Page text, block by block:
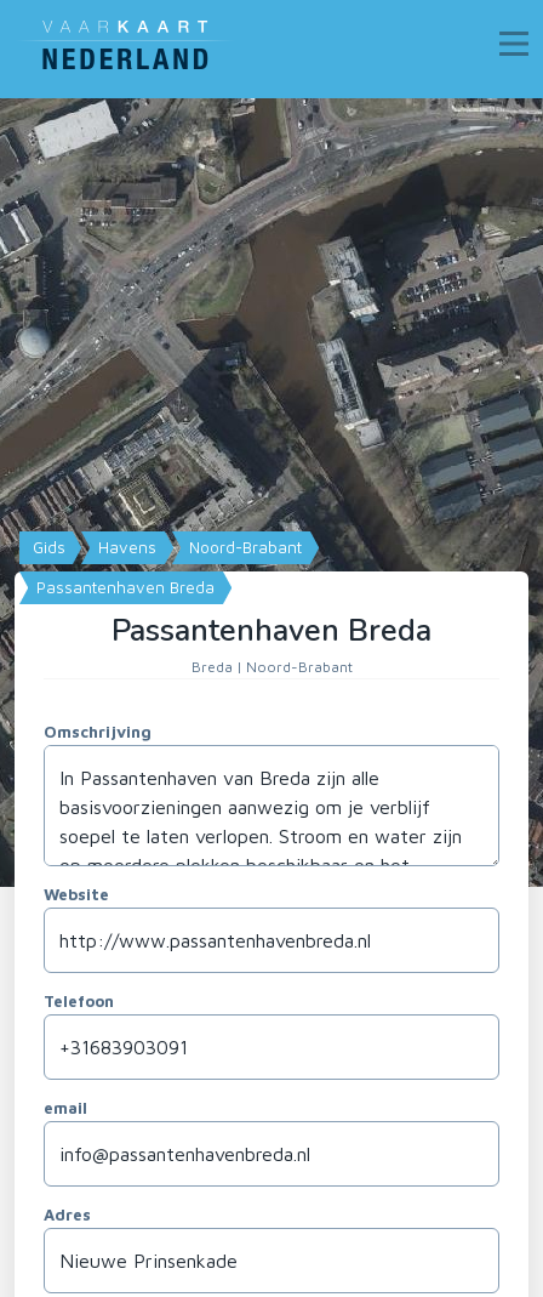
Gids Havens Noord-Brabant
Passantenhaven Breda
Passantenhaven Breda
Breda | Noord-Brabant
Omschrijving
Website
Telefoon
email
Adres